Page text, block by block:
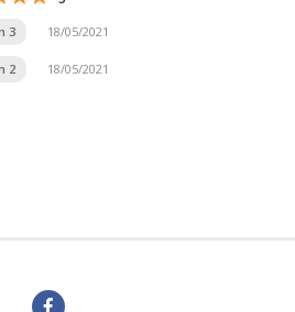
3 18/05/2021
2 18/05/2021